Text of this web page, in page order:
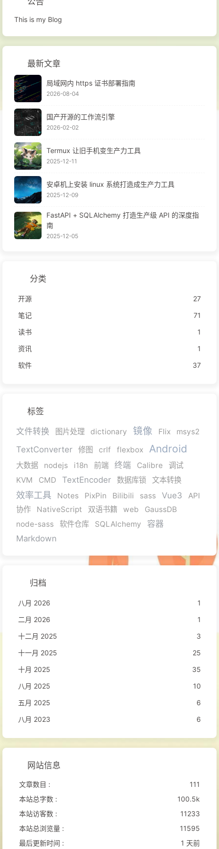
This is my Blog
最新文章
局域网内 https 证书部署指南
2026-08-04
国产开源的工作流引擎
2026-02-02
Termux 让旧手机变生产力工具
2025-12-11
安卓机上安装 linux 系统打造成生产力工具
2025-12-09
FastAPI + SQLAlchemy 打造生产级 API 的深度指
南
2025-12-05
分类
开源
27
笔记
71
读书
1
资讯
1
软件
37
标签
文件转换 图片处理 dictionary 镜像 Flix msys2
TextConverter 修图 crlf flexbox Android
大数据 nodejs i18n 前端 终端 Calibre
调试
KVM
CMD TextEncoder 数据库锁 文本转换
效率工具 Notes PixPin Bilibili sass Vue3
API
协作
NativeScript 双语书籍 web
GaussDB
node-sass
软件仓库 SQLAlchemy
容器
Markdown
归档
八月 2026
1
二月 2026
1
十二月 2025
3
十一月 2025
25
十月 2025
35
八月 2025
10
五月 2025
6
八月 2023
6
网站信息
文章数目 :
111
本站总字数 :
100.5k
本站访客数 :
11233
本站总浏览量 :
11595
最后更新时间 :
1 天前